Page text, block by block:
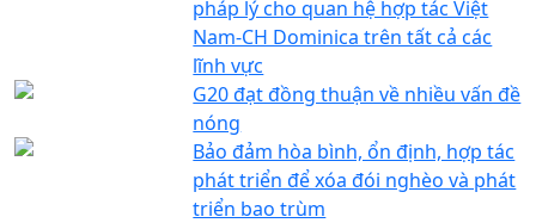
pháp lý cho quan hệ hợp tác Việt
Nam-CH Dominica trên tất cả các
lĩnh vực
G20 đạt đồng thuận về nhiều vấn đề
nóng
Bảo đảm hòa bình, ổn định, hợp tác
phát triển để xóa đói nghèo và phát
triển bao trùm